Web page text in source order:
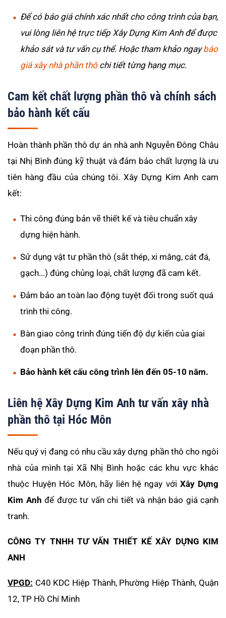
Để có báo giá chính xác nhất cho công trình của bạn,
vui lòng liên hệ trực tiếp Xây Dựng Kim Anh để được
khảo sát và tư vấn cụ thể. Hoặc tham khảo ngaybáo
giá xây nhà phần thôchi tiết từng hạng mục.
Cam kết chất lượng phần thô và chính sách
bảo hành kết cấu
Hoàn thành phần thô dự án nhà anh Nguyễn Đông Châu
tại Nhị Bình đúng kỹ thuật và đảm bảo chất lượng là ưu
tiên hàng đầu của chúng tôi. Xây Dựng Kim Anh cam
kết:
Thi công đúng bản vẽ thiết kế và tiêu chuẩn xây
dựng hiện hành.
Sử dụng vật tư phần thô (sắt thép, xi măng, cát đá,
gạch...) đúng chủng loại, chất lượng đã cam kết.
Đảm bảo an toàn lao động tuyệt đối trong suốt quá
trình thi công.
Bàn giao công trình đúng tiến độ dự kiến của giai
đoạn phần thô.
Bảo hành kết cấu công trình lên đến 05-10 năm.
Liên hệ Xây Dựng Kim Anh tư vấn xây nhà
phần thô tại Hóc Môn
Nếu quý vị đang có nhu cầu xây dựng phần thô cho ngôi
nhà của mình tại Xã Nhị Bình hoặc các khu vực khác
thuộc Huyện Hóc Môn, hãy liên hệ ngay với Xây Dựng
Kim Anh để được tư vấn chi tiết và nhận báo giá cạnh
tranh.
CÔNG TY TNHH TƯ VẤN THIẾT KẾ XÂY DỰNG KIM
ANH
VPGD: C40 KDC Hiệp Thành, Phường Hiệp Thành, Quận
12, TP Hồ Chí Minh